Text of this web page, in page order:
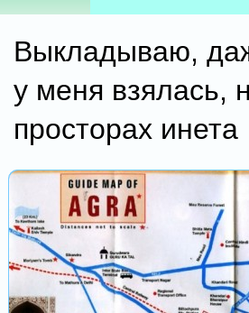
Выкладываю,
у меня взялась,
просторах инета